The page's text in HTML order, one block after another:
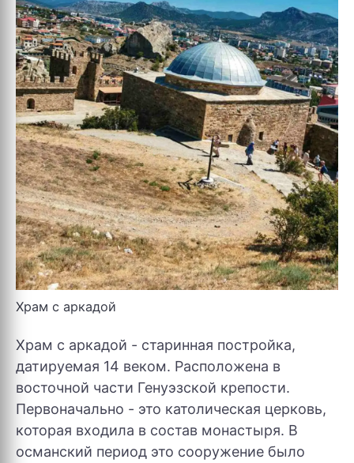
Храм с аркадой
Храм с аркадой - старинная постройка,
датируемая 14 веком. Расположена в
восточной части Генуэзской крепости.
Первоначально - это католическая церковь,
которая входила в состав монастыря. В
османский период это сооружение было